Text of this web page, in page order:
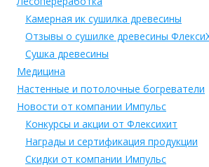
Камерная ик сушилка древесины
Отзывы о сушилке древесины
Сушка древесины
Медицина
Настенные и потолочные богреватели
Новости от компании Импульс
Конкурсы и акции от Флексихит
Награды и сертификация продукции
Скидки от компании Импульс